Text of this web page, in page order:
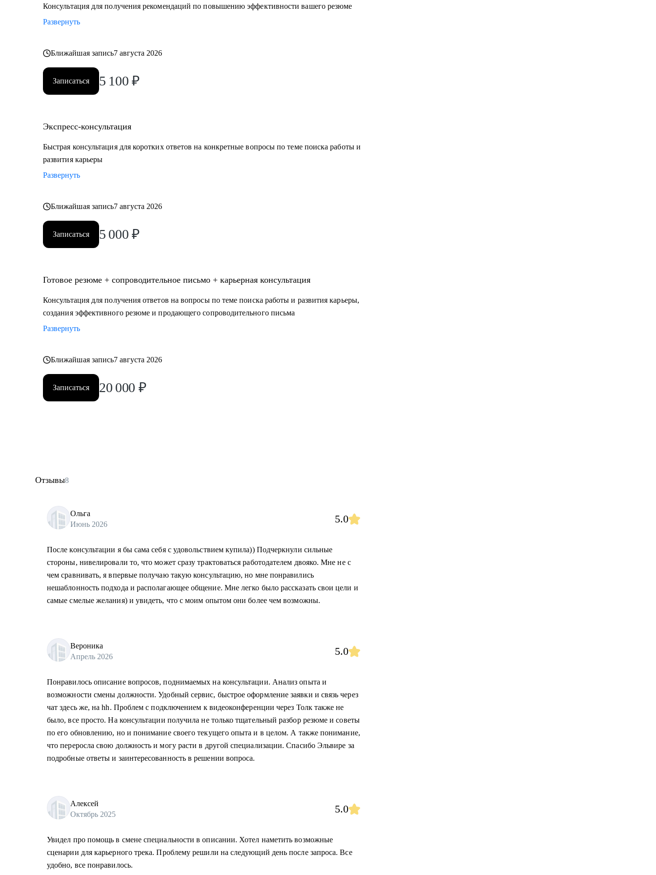
• E-commerce
Обращаю внимание, что специализируюсь только на российском рынке поиска работы.
Консультация для получения рекомендаций по повышению эффективности вашего резюме
Развернуть
Ближайшая запись7 августа 2026
Записаться 5 100 ₽
Экспресс-консультация
Быстрая консультация для коротких ответов на конкретные вопросы по теме поиска работы и
развития карьеры
Развернуть
Ближайшая запись7 августа 2026
Записаться 5 000 ₽
Готовое резюме + сопроводительное письмо + карьерная консультация
Консультация для получения ответов на вопросы по теме поиска работы и развития карьеры,
создания эффективного резюме и продающего сопроводительного письма
Развернуть
Ближайшая запись7 августа 2026
Записаться 20 000 ₽
Отзывы8
Ольга
Июнь 2026
5.0
После консультации я бы сама себя с удовольствием купила)) Подчеркнули сильные
стороны, нивелировали то, что может сразу трактоваться работодателем двояко. Мне не с
чем сравнивать, я впервые получаю такую консультацию, но мне понравились
нешаблонность подхода и располагающее общение. Мне легко было рассказать свои цели и
самые смелые желания) и увидеть, что с моим опытом они более чем возможны.
Вероника
Апрель 2026
5.0
Понравилось описание вопросов, поднимаемых на консультации. Анализ опыта и
возможности смены должности. Удобный сервис, быстрое оформление заявки и связь через
чат здесь же, на hh. Проблем с подключением к видеоконференции через Толк также не
было, все просто. На консультации получила не только тщательный разбор резюме и советы
по его обновлению, но и понимание своего текущего опыта и в целом. А также понимание,
что переросла свою должность и могу расти в другой специализации. Спасибо Эльвире за
подробные ответы и заинтересованность в решении вопроса.
Алексей
Октябрь 2025
5.0
Увидел про помощь в смене специальности в описании. Хотел наметить возможные
сценарии для карьерного трека. Проблему решили на следующий день после запроса. Все
удобно, все понравилось.